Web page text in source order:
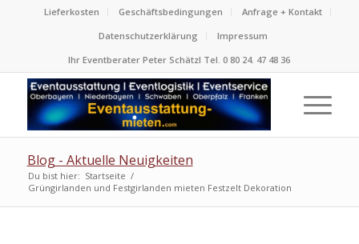
Lieferkosten Geschäftsbedingungen
Anfrage + Kontakt
Datenschutzerklärung
Impressum
Ihr Eventberater Peter Schätzl Tel. 0 80 24. 47 48 36
Blog - Aktuelle Neuigkeiten
Du bist hier: Startseite /
Grüngirlanden und Festgirlanden mieten Festzelt Dekoration